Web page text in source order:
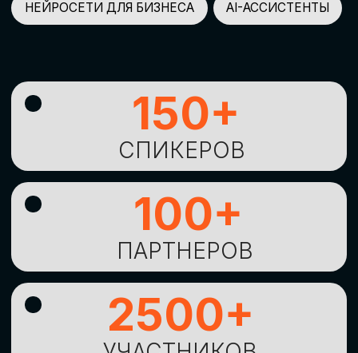
GLOBAL TECH FORUM –
ИЗУЧЕНИЯНОВЫХ
ТЕХНОЛОГИЙИ
СТРАТЕГИЧЕСКИХ
ПОДХОДОВ К ЦИФРОВОЙ
ТРАНСФОРМАЦИИ
БИЗНЕСА
ОСТАВИТЬ
ЗАЯВКУ